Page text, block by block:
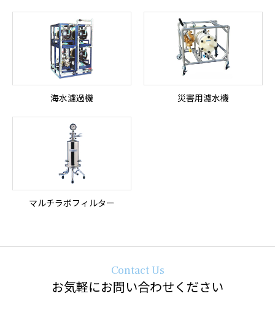
海水濾過機 災害用濾水機
マルチラボフィルター
Contact Us
お気軽にお問い合わせください